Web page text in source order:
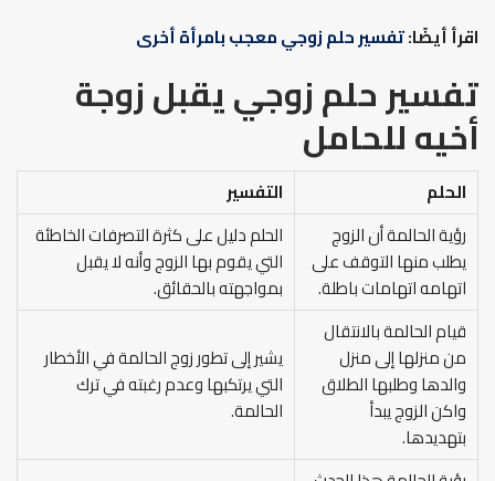
اقرأ أيضًا:تفسير حلم زوجي معجب بامرأة أخرى
تفسير حلم زوجي يقبل زوجة
أخيهللحامل
الحلم
التفسير
رؤية الحالمة أن الزوج
يطلب منها التوقف على
اتهامه اتهامات باطلة.
الحلم دليل على كثرة التصرفات الخاطئة
التي يقوم بها الزوج وأنه لا يقبل
بمواجهته بالحقائق.
قيام الحالمة بالانتقال
من منزلها إلى منزل
والدها وطلبها الطلاق
واكن الزوج يبدأ
بتهديدها.
يشير إلى تطور زوج الحالمة في الأخطار
التي يرتكبها وعدم رغبته في ترك
الحالمة.